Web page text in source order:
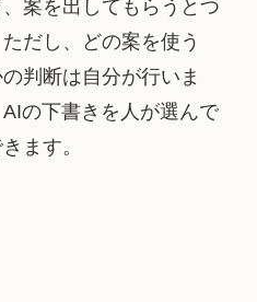
案を出してもらうとつ
だし、どの案を使う
判断は自分が行いま
の下書きを人が選んで
ます。